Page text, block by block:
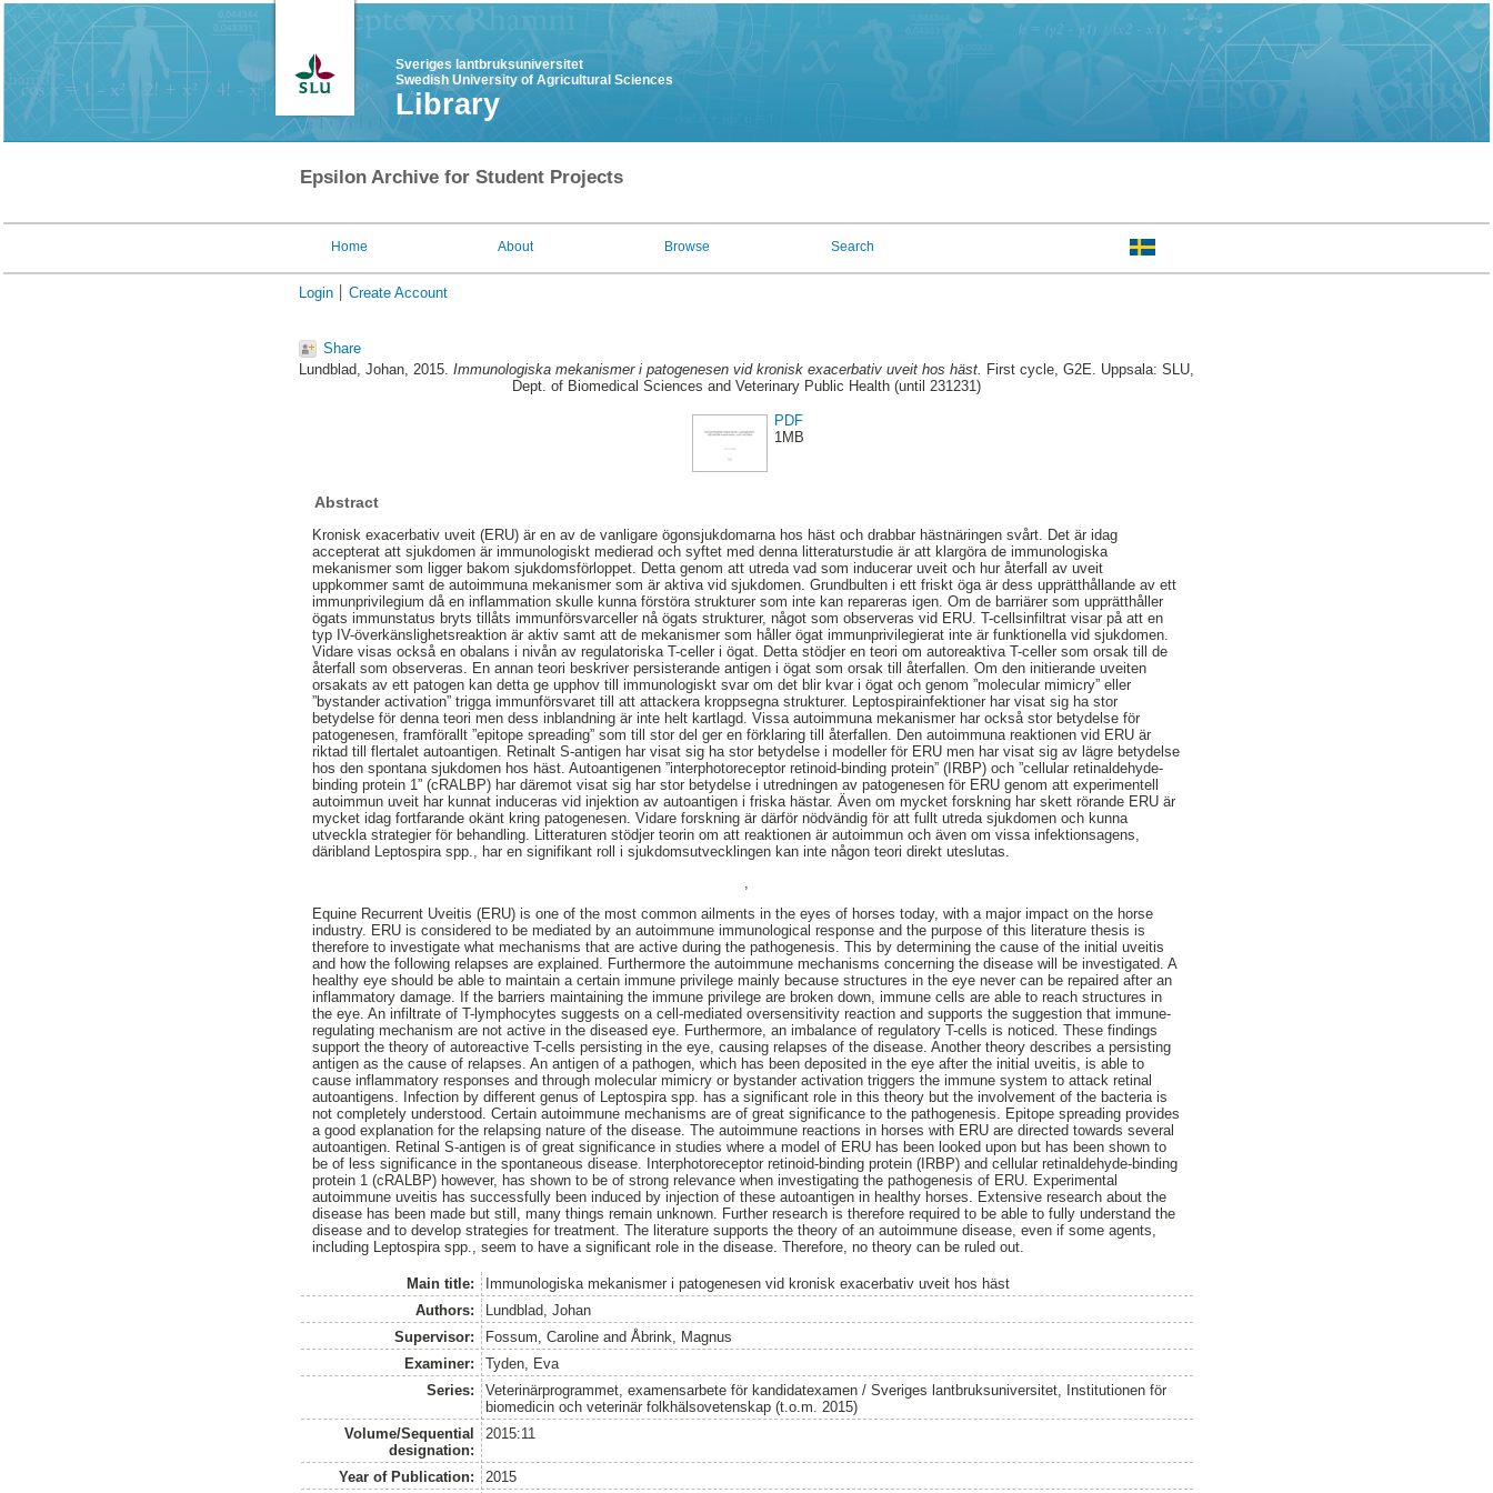
Sveriges lantbruksuniversitet
Swedish University of Agricultural Sciences
Library
Epsilon Archive for Student Projects
Home About Browse Search
Login Create Account
Share
Lundblad, Johan, 2015. Immunologiska mekanismer i patogenesen vid kronisk exacerbativ uveit hos häst. First cycle, G2E. Uppsala: SLU,
Dept. of Biomedical Sciences and Veterinary Public Health (until 231231)
PDF
1MB
Abstract
Kronisk exacerbativ uveit (ERU) är en av de vanligare ögonsjukdomarna hos häst och drabbar hästnäringen svårt. Det är idag
accepterat att sjukdomen är immunologiskt medierad och syftet med denna litteraturstudie är att klargöra de immunologiska
mekanismer som ligger bakom sjukdomsförloppet. Detta genom att utreda vad som inducerar uveit och hur återfall av uveit
uppkommer samt de autoimmuna mekanismer som är aktiva vid sjukdomen. Grundbulten i ett friskt öga är dess upprätthållande av ett
immunprivilegium då en inflammation skulle kunna förstöra strukturer som inte kan repareras igen. Om de barriärer som upprätthåller
ögats immunstatus bryts tillåts immunförsvarceller nå ögats strukturer, något som observeras vid ERU. T-cellsinfiltrat visar på att en
typ IV-överkänslighetsreaktion är aktiv samt att de mekanismer som håller ögat immunprivilegierat inte är funktionella vid sjukdomen.
Vidare visas också en obalans i nivån av regulatoriska T-celler i ögat. Detta stödjer en teori om autoreaktiva T-celler som orsak till de
återfall som observeras. En annan teori beskriver persisterande antigen i ögat som orsak till återfallen. Om den initierande uveiten
orsakats av ett patogen kan detta ge upphov till immunologiskt svar om det blir kvar i ögat och genom ”molecular mimicry” eller
”bystander activation” trigga immunförsvaret till att attackera kroppsegna strukturer. Leptospirainfektioner har visat sig ha stor
betydelse för denna teori men dess inblandning är inte helt kartlagd. Vissa autoimmuna mekanismer har också stor betydelse för
patogenesen, framförallt ”epitope spreading” som till stor del ger en förklaring till återfallen. Den autoimmuna reaktionen vid ERU är
riktad till flertalet autoantigen. Retinalt S-antigen har visat sig ha stor betydelse i modeller för ERU men har visat sig av lägre betydelse
hos den spontana sjukdomen hos häst. Autoantigenen ”interphotoreceptor retinoid-binding protein” (IRBP) och ”cellular retinaldehyde-
binding protein 1” (cRALBP) har däremot visat sig har stor betydelse i utredningen av patogenesen för ERU genom att experimentell
autoimmun uveit har kunnat induceras vid injektion av autoantigen i friska hästar. Även om mycket forskning har skett rörande ERU är
mycket idag fortfarande okänt kring patogenesen. Vidare forskning är därför nödvändig för att fullt utreda sjukdomen och kunna
utveckla strategier för behandling. Litteraturen stödjer teorin om att reaktionen är autoimmun och även om vissa infektionsagens,
däribland Leptospira spp., har en signifikant roll i sjukdomsutvecklingen kan inte någon teori direkt uteslutas.
Equine Recurrent Uveitis (ERU) is one of the most common ailments in the eyes of horses today, with a major impact on the horse
industry. ERU is considered to be mediated by an autoimmune immunological response and the purpose of this literature thesis is
therefore to investigate what mechanisms that are active during the pathogenesis. This by determining the cause of the initial uveitis
and how the following relapses are explained. Furthermore the autoimmune mechanisms concerning the disease will be investigated. A
healthy eye should be able to maintain a certain immune privilege mainly because structures in the eye never can be repaired after an
inflammatory damage. If the barriers maintaining the immune privilege are broken down, immune cells are able to reach structures in
the eye. An infiltrate of T-lymphocytes suggests on a cell-mediated oversensitivity reaction and supports the suggestion that immune-
regulating mechanism are not active in the diseased eye. Furthermore, an imbalance of regulatory T-cells is noticed. These findings
support the theory of autoreactive T-cells persisting in the eye, causing relapses of the disease. Another theory describes a persisting
antigen as the cause of relapses. An antigen of a pathogen, which has been deposited in the eye after the initial uveitis, is able to
cause inflammatory responses and through molecular mimicry or bystander activation triggers the immune system to attack retinal
autoantigens. Infection by different genus of Leptospira spp. has a significant role in this theory but the involvement of the bacteria is
not completely understood. Certain autoimmune mechanisms are of great significance to the pathogenesis. Epitope spreading provides
a good explanation for the relapsing nature of the disease. The autoimmune reactions in horses with ERU are directed towards several
autoantigen. Retinal S-antigen is of great significance in studies where a model of ERU has been looked upon but has been shown to
be of less significance in the spontaneous disease. Interphotoreceptor retinoid-binding protein (IRBP) and cellular retinaldehyde-binding
protein 1 (cRALBP) however, has shown to be of strong relevance when investigating the pathogenesis of ERU. Experimental
autoimmune uveitis has successfully been induced by injection of these autoantigen in healthy horses. Extensive research about the
disease has been made but still, many things remain unknown. Further research is therefore required to be able to fully understand the
disease and to develop strategies for treatment. The literature supports the theory of an autoimmune disease, even if some agents,
including Leptospira spp., seem to have a significant role in the disease. Therefore, no theory can be ruled out.
Main title:
Immunologiska mekanismer i patogenesen vid kronisk exacerbativ uveit hos häst
Authors:
Lundblad, Johan
Supervisor:
Fossum, Carolineand Åbrink, Magnus
Examiner:
Tyden, Eva
Series:
Veterinärprogrammet, examensarbete för kandidatexamen / Sveriges lantbruksuniversitet, Institutionen för
biomedicin och veterinär folkhälsovetenskap (t.o.m. 2015)
Volume/Sequential
designation:
2015:11
Year of Publication: 2015